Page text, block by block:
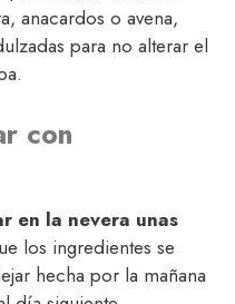
anacardos o avena,
para no alterar el
con
en la nevera unas
los ingredientes se
hecha por la mañana